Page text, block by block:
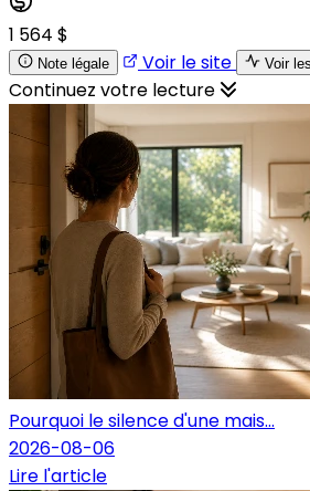
1 564 $
Note légale Voir le site Voir
Continuez votre lecture
Pourquoi le silence d'une mais...
2026-08-06
Lire l'article